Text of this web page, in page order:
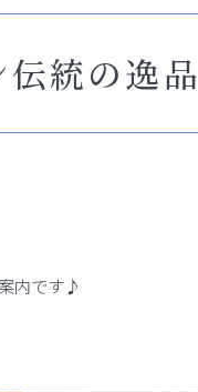
伝統の逸品
内です♪